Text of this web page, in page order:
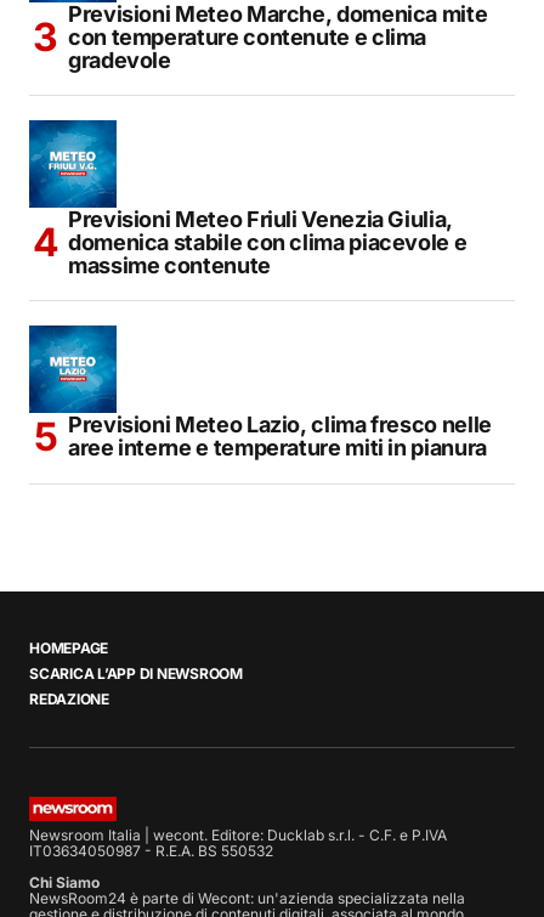
Previsioni Meteo Marche, domenica mite
con temperature contenute e clima
gradevole
Previsioni Meteo Friuli Venezia Giulia,
domenica stabile con clima piacevole e
massime contenute
Previsioni Meteo Lazio, clima fresco nelle
aree interne e temperature miti in pianura
HOMEPAGE
SCARICA L’APP DI NEWSROOM
REDAZIONE
Newsroom Italia | wecont. Editore: Ducklab s.r.l. - C.F. e P.IVA
IT03634050987 - R.E.A. BS 550532
Chi Siamo
NewsRoom24 è parte di Wecont: un'azienda specializzata nella